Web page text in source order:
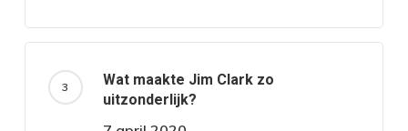
Wat maakte Jim Clark zo
uitzonderlijk?